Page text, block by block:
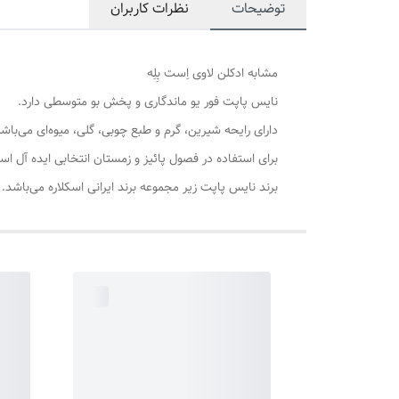
توضیحات نظرات کاربران
مشابه ادکلن لاوی اِست بِلِه
نایس پاپت فور یو ماندگاری و پخش بو متوسطی دارد.
دارای رایحه شیرین، گرم و طبع چوبی، گلی، میوه‌ای
برای استفاده در فصول پائیز و زمستان انتخابی ایده آل
برند نایس پاپت زیر مجموعه برند ایرانی اسکلاره می‌باشد.